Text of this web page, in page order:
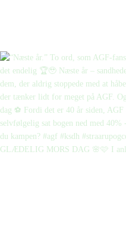
GLÆDELIG MORS DAG 🌸🩷 I